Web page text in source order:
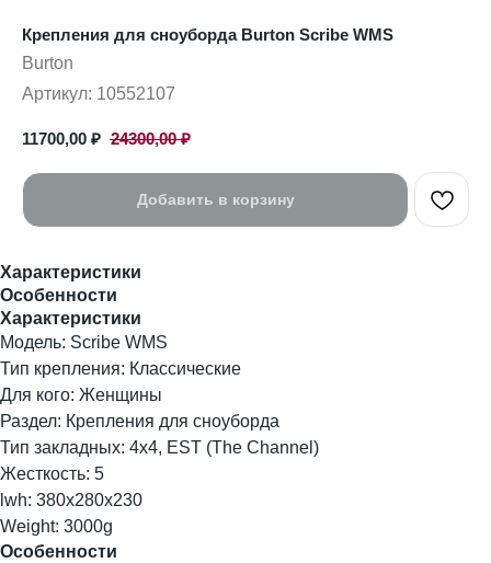
Крепления для сноуборда Burton Scribe WMS
Burton
Артикул: 10552107
11700,00 ₽ 24300,00 ₽
Добавить в корзину
Характеристики
Особенности
Характеристики
Модель: Scribe WMS
Тип крепления: Классические
Для кого: Женщины
Раздел: Крепления для сноуборда
Тип закладных: 4x4, EST (The Channel)
Жесткость: 5
lwh: 380x280x230
Weight: 3000g
Особенности